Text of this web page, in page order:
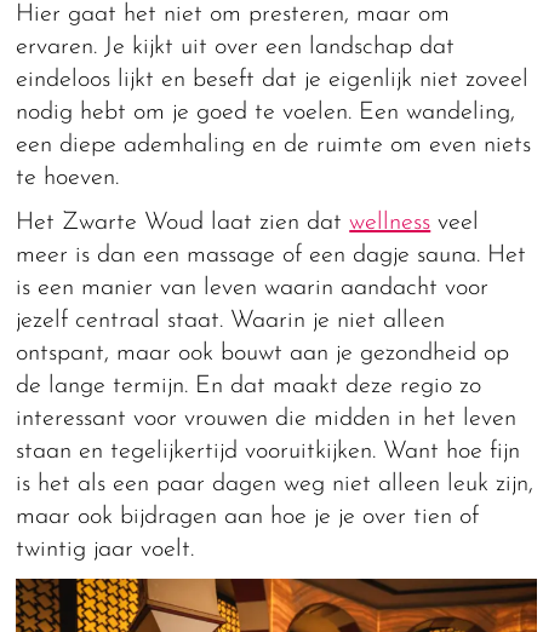
Hier gaat het niet om presteren, maar om
ervaren. Je kijkt uit over een landschap dat
eindeloos lijkt en beseft dat je eigenlijk niet zoveel
nodig hebt om je goed te voelen. Een wandeling,
een diepe ademhaling en de ruimte om even niets
te hoeven.
Het Zwarte Woud laat zien datwellness veel
meer is dan een massage of een dagje sauna. Het
is een manier van leven waarin aandacht voor
jezelf centraal staat. Waarin je niet alleen
ontspant, maar ook bouwt aan je gezondheid op
de lange termijn. En dat maakt deze regio zo
interessant voor vrouwen die midden in het leven
staan en tegelijkertijd vooruitkijken. Want hoe fijn
is het als een paar dagen weg niet alleen leuk zijn,
maar ook bijdragen aan hoe je je over tien of
twintig jaar voelt.